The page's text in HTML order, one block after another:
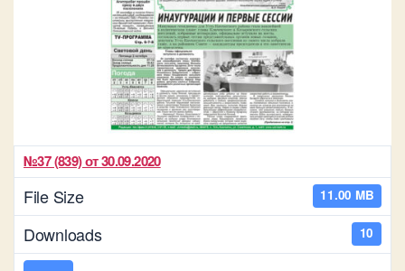
№37 (839) от 30.09.2020
File Size 11.00 MB
Downloads 10